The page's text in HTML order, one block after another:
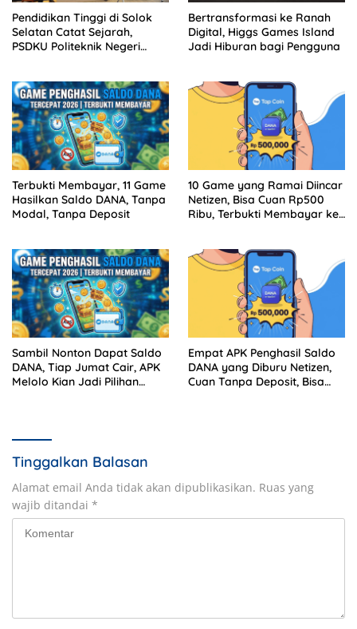
Pendidikan Tinggi di Solok
Selatan Catat Sejarah,
PSDKU Politeknik Negeri
Bertransformasi ke Ranah
Digital, Higgs Games Island
Jadi Hiburan bagi Pengguna
Terbukti Membayar, 11 Game
Hasilkan Saldo DANA, Tanpa
Modal, Tanpa Deposit
10 Game yang Ramai Diincar
Netizen, Bisa Cuan Rp500
Ribu, Terbukti Membayar ke
Sambil Nonton Dapat Saldo
DANA, Tiap Jumat Cair, APK
Melolo Kian Jadi Pilihan
Empat APK Penghasil Saldo
DANA yang Diburu Netizen,
Cuan Tanpa Deposit, Bisa
Tinggalkan Balasan
Alamat email Anda tidak akan dipublikasikan. Ruas yang
wajib ditandai *